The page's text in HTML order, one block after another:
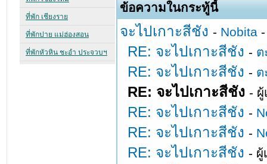
ข้อความในกระทู้นี้
จะไปเกาะสีชัง - Nobita
RE: จะไปเกาะสีชัง - ต
RE: จะไปเกาะสีชัง - ต
RE: จะไปเกาะสีชัง -
RE: จะไปเกาะสีชัง -
RE: จะไปเกาะสีชัง -
RE: จะไปเกาะสีชัง - ผู้